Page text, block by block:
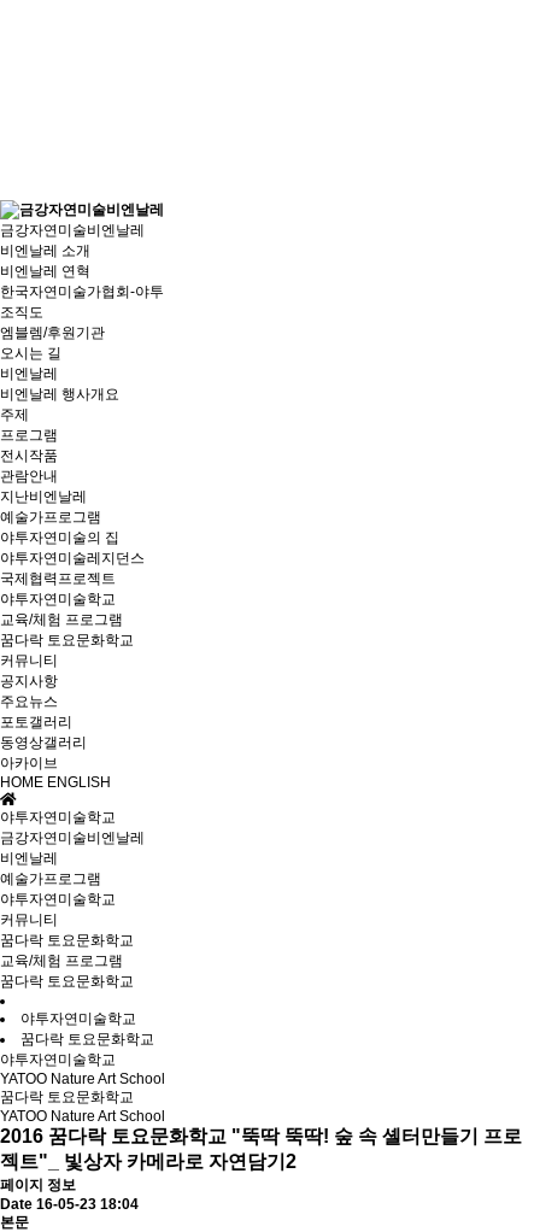
금강자연미술비엔날레
비엔날레 소개
비엔날레 연혁
한국자연미술가협회-야투
조직도
엠블렘/후원기관
오시는 길
비엔날레
비엔날레 행사개요
주제
프로그램
전시작품
관람안내
지난비엔날레
예술가프로그램
야투자연미술의 집
야투자연미술레지던스
국제협력프로젝트
야투자연미술학교
교육/체험 프로그램
꿈다락 토요문화학교
커뮤니티
공지사항
주요뉴스
포토갤러리
동영상갤러리
아카이브
HOME ENGLISH
야투자연미술학교
금강자연미술비엔날레
비엔날레
예술가프로그램
야투자연미술학교
커뮤니티
꿈다락 토요문화학교
교육/체험 프로그램
꿈다락 토요문화학교
야투자연미술학교
꿈다락 토요문화학교
야투자연미술학교
YATOO Nature Art School
꿈다락 토요문화학교
YATOO Nature Art School
2016 꿈다락 토요문화학교 "뚝딱 뚝딱! 숲 속 셸터만들기 프로
젝트"_ 빛상자 카메라로 자연담기2
페이지 정보
Date 16-05-23 18:04
본문